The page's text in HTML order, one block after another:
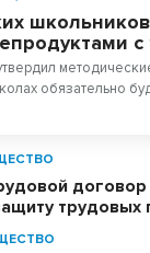
с
обязательно
договор
трудовых